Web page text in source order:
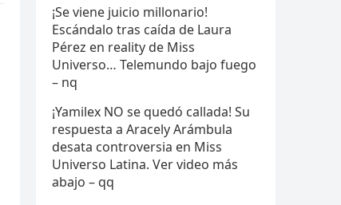
¡Se viene juicio millonario!
Escándalo tras caída de Laura
Pérez en reality de Miss
Universo… Telemundo bajo fuego
– nq
¡Yamilex NO se quedó callada! Su
respuesta a Aracely Arámbula
desata controversia en Miss
Universo Latina. Ver video más
abajo – qq